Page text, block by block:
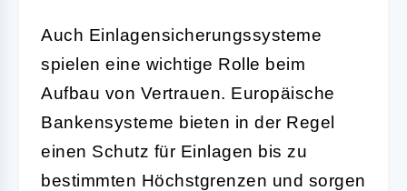
Auch Einlagensicherungssysteme
spielen eine wichtige Rolle beim
Aufbau von Vertrauen. Europäische
Bankensysteme bieten in der Regel
einen Schutz für Einlagen bis zu
bestimmten Höchstgrenzen und sorgen